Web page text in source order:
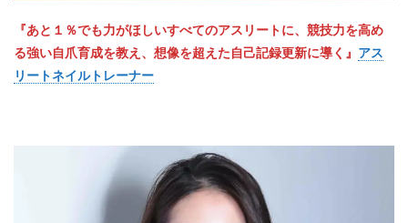
『あと１％でも力がほしいすべてのアスリートに、競技力を高め
る強い自爪育成を教え、想像を超えた自己記録更新に導く』 アス
リートネイルトレーナー